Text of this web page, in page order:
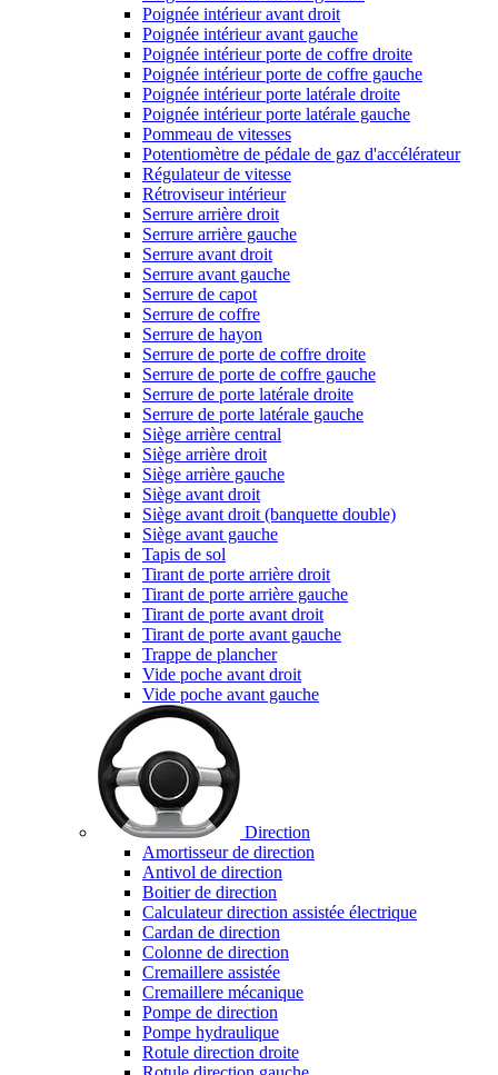
Poignée intérieur avant droit
Poignée intérieur avant gauche
Poignée intérieur porte de coffre droite
Poignée intérieur porte de coffre gauche
Poignée intérieur porte latérale droite
Poignée intérieur porte latérale gauche
Pommeau de vitesses
Potentiomètre de pédale de gaz d'accélérateur
Régulateur de vitesse
Rétroviseur intérieur
Serrure arrière droit
Serrure arrière gauche
Serrure avant droit
Serrure avant gauche
Serrure de capot
Serrure de coffre
Serrure de hayon
Serrure de porte de coffre droite
Serrure de porte de coffre gauche
Serrure de porte latérale droite
Serrure de porte latérale gauche
Siège arrière central
Siège arrière droit
Siège arrière gauche
Siège avant droit
Siège avant droit (banquette double)
Siège avant gauche
Tapis de sol
Tirant de porte arrière droit
Tirant de porte arrière gauche
Tirant de porte avant droit
Tirant de porte avant gauche
Trappe de plancher
Vide poche avant droit
Vide poche avant gauche
Direction
Amortisseur de direction
Antivol de direction
Boitier de direction
Calculateur direction assistée électrique
Cardan de direction
Colonne de direction
Cremaillere assistée
Cremaillere mécanique
Pompe de direction
Pompe hydraulique
Rotule direction droite